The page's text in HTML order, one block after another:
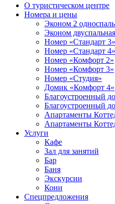
О туристическом центре
Номера и цены
Эконом 2
Эконом
Номер «Стандарт 3»
Номер «Стандарт 4»
Номер «Комфорт 2»
Номер «Комфорт 3»
Номер «Студия»
Домик «Комфорт 4»
Благоустроенный
Благоустроенный
Апартаменты
Апартаменты
Услуги
Кафе
Зал для занятий
Бар
Баня
Экскурсии
Кони
Спецпредложения